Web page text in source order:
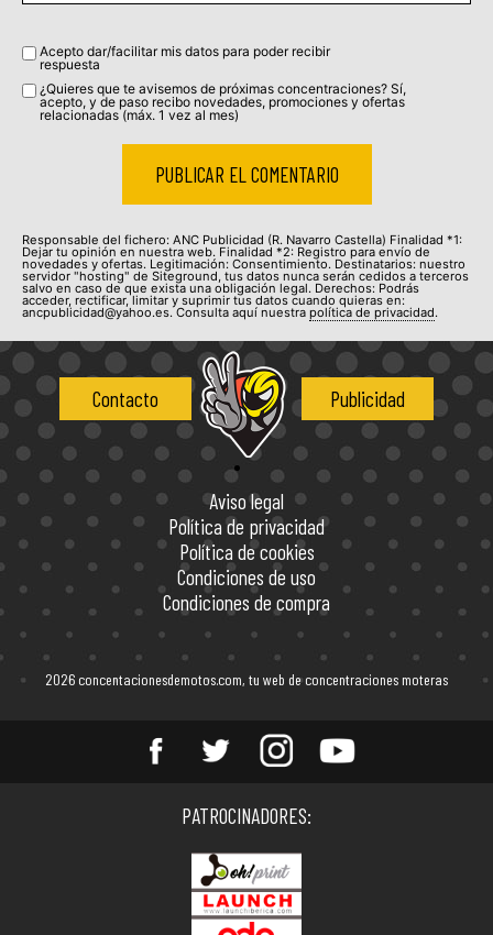
Acepto dar/facilitar mis datos para poder recibir
respuesta
¿Quieres que te avisemos de próximas concentraciones? Sí,
acepto, y de paso recibo novedades, promociones y ofertas
relacionadas (máx. 1 vez al mes)
Responsable del fichero: ANC Publicidad (R. Navarro Castella) Finalidad *1:
Dejar tu opinión en nuestra web. Finalidad *2: Registro para envío de
novedades y ofertas. Legitimación: Consentimiento. Destinatarios: nuestro
servidor "hosting" de Siteground, tus datos nunca serán cedidos a terceros
salvo en caso de que exista una obligación legal. Derechos: Podrás
acceder, rectificar, limitar y suprimir tus datos cuando quieras en:
ancpublicidad@yahoo.es. Consulta aquí nuestra política de privacidad.
Contacto Publicidad
Aviso legal
Política de privacidad
Política de cookies
Condiciones de uso
Condiciones de compra
2026 concentacionesdemotos.com, tu web de concentraciones moteras
PATROCINADORES:
concentraciones de motos en
España